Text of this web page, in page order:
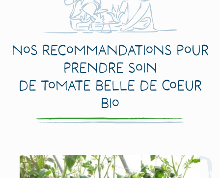
Nos recommandations pour
prendre soin
de Tomate Belle de Coeur
Bio